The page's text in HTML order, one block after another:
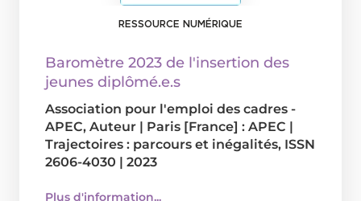
RESSOURCE NUMÉRIQUE
Baromètre 2023 de l'insertion des
jeunes diplômé.e.s
Association pour l'emploi des cadres -
APEC, Auteur | Paris [France] : APEC |
Trajectoires : parcours et inégalités, ISSN
2606-4030 | 2023
Plus d'information...